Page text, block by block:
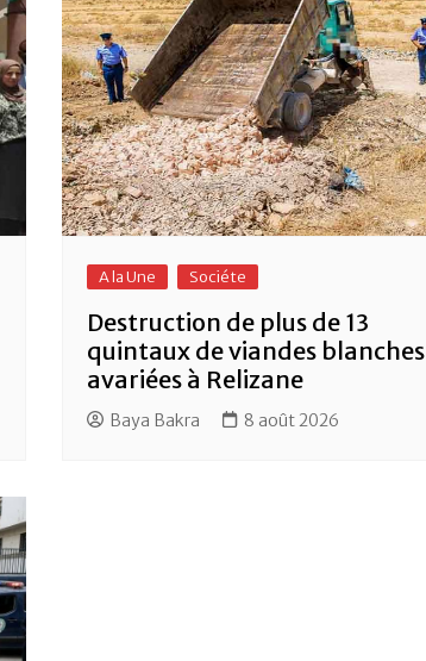
A la Une Sociéte
Destruction de plus de 13
quintaux de viandes blanches
avariées à Relizane
Baya Bakra 8 août 2026